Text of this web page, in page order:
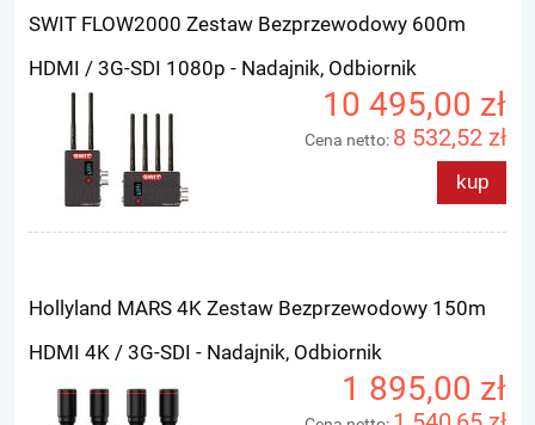
SWIT FLOW2000 Zestaw Bezprzewodowy 600m
HDMI / 3G-SDI 1080p - Nadajnik, Odbiornik
10 495,00 zł
Cena netto: 8 532,52 zł
kup
Hollyland MARS 4K Zestaw Bezprzewodowy 150m
HDMI 4K / 3G-SDI - Nadajnik, Odbiornik
1 895,00 zł